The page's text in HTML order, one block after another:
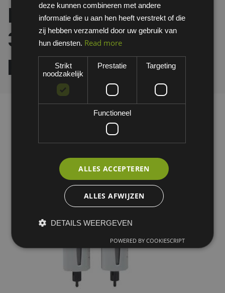
Honeywell Clearflow
3 Wall-mounted
persluchtsysteem
deze kunnen combineren met andere
informatie die u aan hen heeft verstrekt of die
zij hebben verzameld door uw gebruik van
hun diensten. Read more
Strikt
noodzakelijk
Prestatie Targeting
Functioneel
ALLES ACCEPTEREN
ALLES AFWIJZEN
DETAILS WEERGEVEN
POWERED BY COOKIESCRIPT